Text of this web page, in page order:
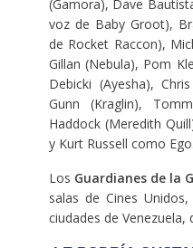
(Gamora), Dave
voz de Baby Groot),
de Rocket Raccon),
Gillan (Nebula), Pom
Debicki (Ayesha),
Gunn (Kraglin),
Haddock (Meredith
y Kurt Russell como Ego.
Los Guardianes de la
salas de Cines
ciudades de Venezuela,